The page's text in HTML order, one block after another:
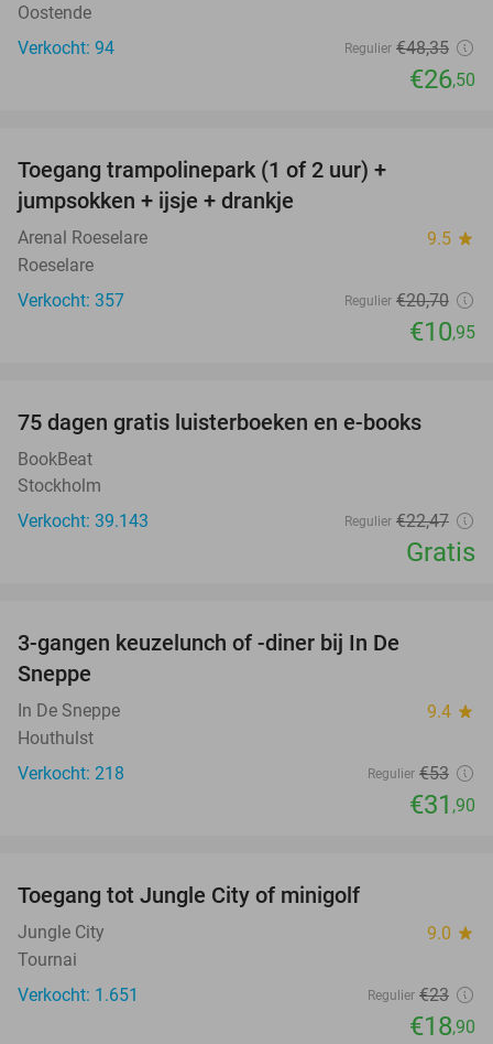
Oostende
Verkocht: 94
Regulier €48,35
€26,50
Toegang trampolinepark (1 of 2 uur) +
jumpsokken + ijsje + drankje
Arenal Roeselare 9.5 star
Roeselare
Verkocht: 357
Regulier €20,70
€10,95
75 dagen gratis luisterboeken en e-books
BookBeat
Stockholm
Verkocht: 39.143
Regulier €22,47
Gratis
3-gangen keuzelunch of -diner bij In De
Sneppe
In De Sneppe 9.4 star
Houthulst
Verkocht: 218
Regulier €53
€31 ,90
Toegang tot Jungle City of minigolf
Jungle City 9.0 star
Tournai
Verkocht: 1.651
Regulier €23
€18,90